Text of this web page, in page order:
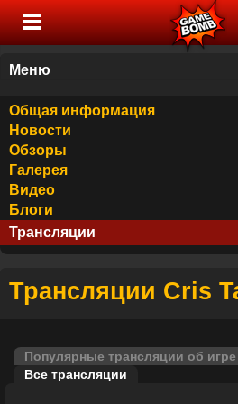
Меню
Общая информация
Новости
Обзоры
Галерея
Видео
Блоги
Трансляции
Трансляции Cris
Популярные трансляции об игре
Все трансляции